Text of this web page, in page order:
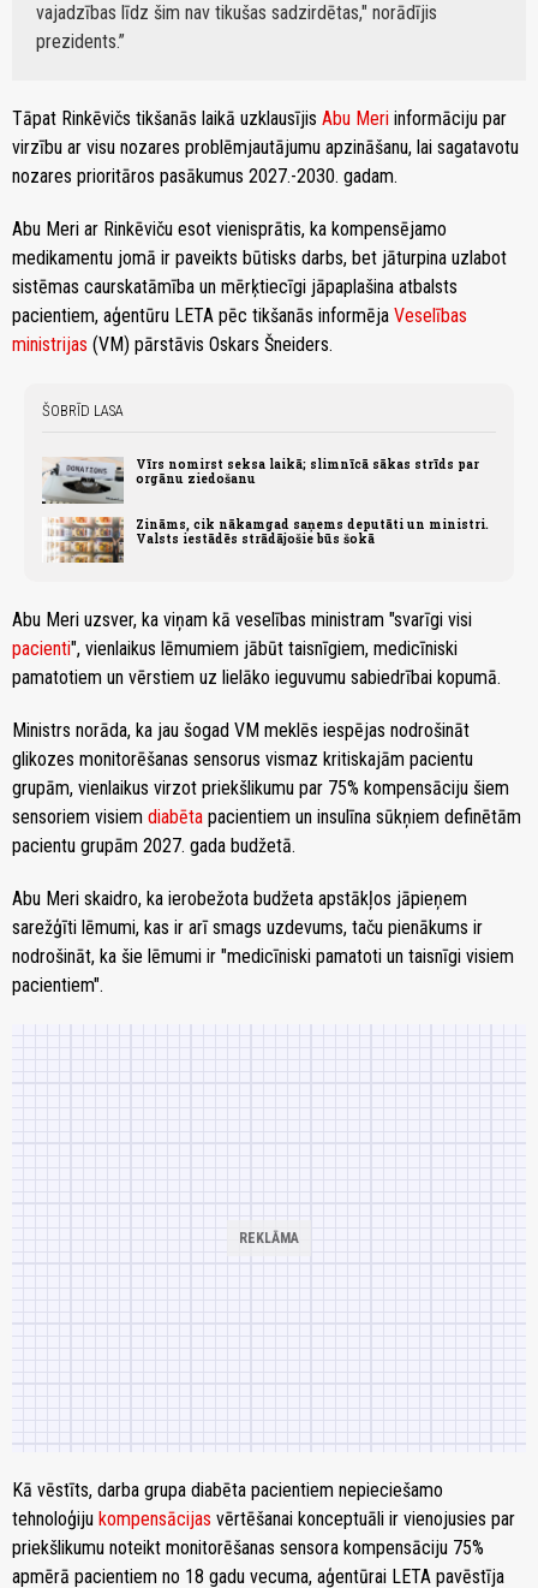
vajadzības līdz šim nav tikušas sadzirdētas," norādījis
prezidents.
Tāpat Rinkēvičs tikšanās laikā uzklausījis Abu Meri informāciju par
virzību ar visu nozares problēmjautājumu apzināšanu, lai sagatavotu
nozares prioritāros pasākumus 2027.-2030. gadam.
Abu Meri ar Rinkēviču esot vienisprātis, ka kompensējamo
medikamentu jomā ir paveikts būtisks darbs, bet jāturpina uzlabot
sistēmas caurskatāmība un mērķtiecīgi jāpaplašina atbalsts
pacientiem, aģentūru LETA pēc tikšanās informēja Veselības
ministrijas (VM) pārstāvis Oskars Šneiders.
ŠOBRĪD LASA
Vīrs nomirst seksa laikā; slimnīcā sākas strīds par
orgānu ziedošanu
Zināms, cik nākamgad saņems deputāti un ministri.
Valsts iestādēs strādājošie būs šokā
Abu Meri uzsver, ka viņam kā veselības ministram "svarīgi visi
pacienti", vienlaikus lēmumiem jābūt taisnīgiem, medicīniski
pamatotiem un vērstiem uz lielāko ieguvumu sabiedrībai kopumā.
Ministrs norāda, ka jau šogad VM meklēs iespējas nodrošināt
glikozes monitorēšanas sensorus vismaz kritiskajām pacientu
grupām, vienlaikus virzot priekšlikumu par 75% kompensāciju šiem
sensoriem visiem diabēta pacientiem un insulīna sūkņiem definētām
pacientu grupām 2027. gada budžetā.
Abu Meri skaidro, ka ierobežota budžeta apstākļos jāpieņem
sarežģīti lēmumi, kas ir arī smags uzdevums, taču pienākums ir
nodrošināt, ka šie lēmumi ir "medicīniski pamatoti un taisnīgi visiem
pacientiem".
Kā vēstīts, darba grupa diabēta pacientiem nepieciešamo
tehnoloģiju kompensācijas vērtēšanai konceptuāli ir vienojusies par
priekšlikumu noteikt monitorēšanas sensora kompensāciju 75%
apmērā pacientiem no 18 gadu vecuma, aģentūrai LETA pavēstīja